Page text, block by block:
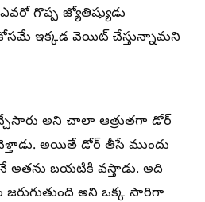
గొప్ప జ్యోతిష్యుడు
ఇక్కడ వెయిట్ చేస్తున్నామని
అని చాలా ఆత్రుతగా డోర్
అయితే డోర్ తీసే ముందు
అతను బయటికి వస్తాడు. అది
అని ఒక్క సారిగా